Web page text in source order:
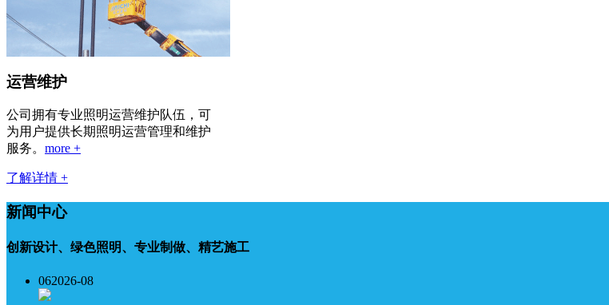
运营维护
公司拥有专业照明运营维护队伍，可
为用户提供长期照明运营管理和维护
服务。 more +
了解详情 +
新闻中心
创新设计、绿色照明、专业制做、精艺施工
062026-08